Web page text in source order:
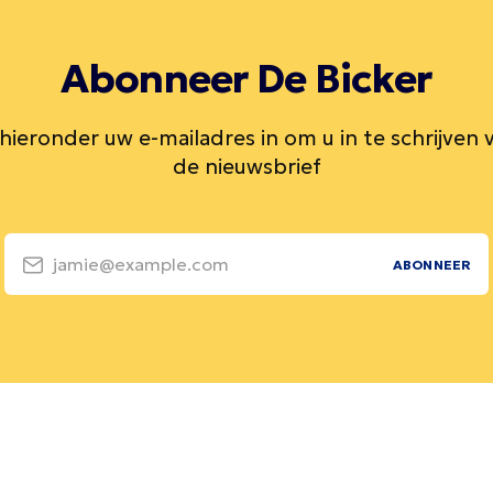
Abonneer De Bicker
uw e-mailadres in om u in te schrijven
de nieuwsbrief
jamie@example.com ABONNEER